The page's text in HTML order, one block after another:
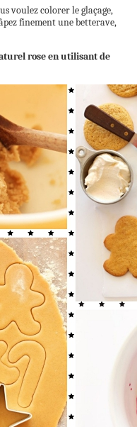
voulez colorer le glaçage,
finement une betterave,
rose en utilisant de